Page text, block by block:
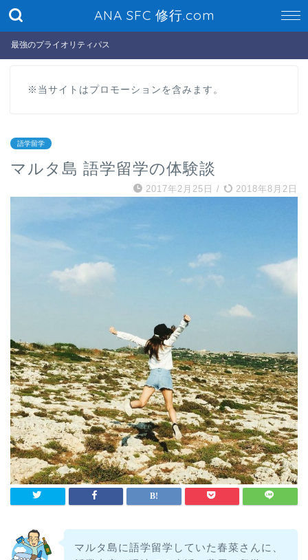
ANA SFC 修行.com
最強のプライオリティパス
※当サイトはプロモーションを含みます。
語学留学
マルタ島 語学留学の体験談
2017年2月25日 / 2018年8月2日
マルタ島に語学留学していた春菜さんに、